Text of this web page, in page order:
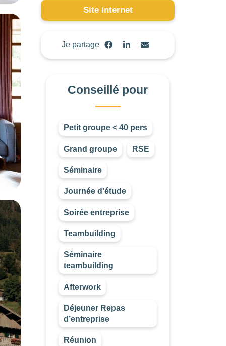
Site internet
Je partage
Conseillé pour
Petit groupe < 40 pers
Grand groupe RSE
Séminaire
Journée d’étude
Soirée entreprise
Teambuilding
Séminaire
teambuilding
Afterwork
Déjeuner Repas
d’entreprise
Réunion